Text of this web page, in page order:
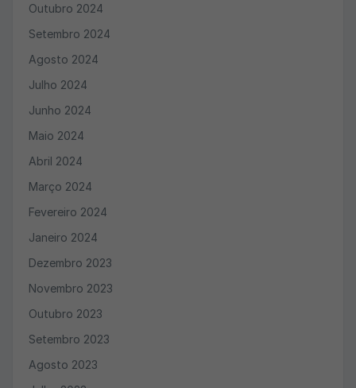
Outubro 2024
Setembro 2024
Agosto 2024
Julho 2024
Junho 2024
Maio 2024
Abril 2024
Março 2024
Fevereiro 2024
Janeiro 2024
Dezembro 2023
Novembro 2023
Outubro 2023
Setembro 2023
Agosto 2023